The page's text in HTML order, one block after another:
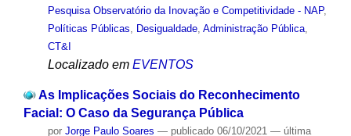
Pesquisa Observatório da Inovação e Competitividade - NAP,
Políticas Públicas, Desigualdade, Administração Pública,
CT&I
Localizado em EVENTOS
As Implicações Sociais do Reconhecimento
Facial: O Caso da Segurança Pública
por Jorge Paulo Soares — publicado06/10/2021 — última